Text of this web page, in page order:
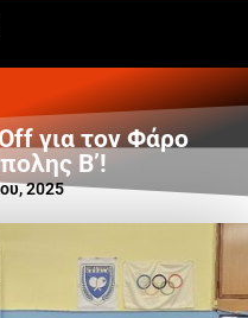
για τον Φάρο
Β’!
2025